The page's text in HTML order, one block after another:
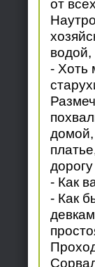
от
водой,
- Хоть
домой,
- Как
- Как